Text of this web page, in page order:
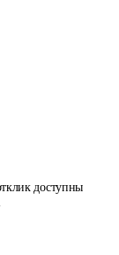
доступны